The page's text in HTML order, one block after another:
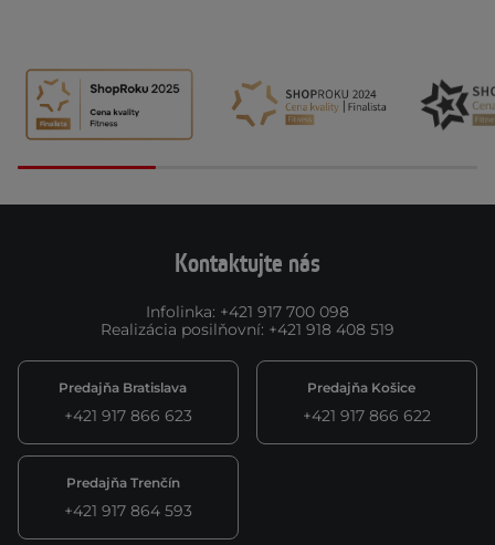
Kontaktujte nás
Infolinka: +421 917 700 098
Realizácia posilňovní: +421 918 408 519
Predajňa Bratislava
+421 917 866 623
Predajňa Košice
+421 917 866 622
Predajňa Trenčín
+421 917 864 593